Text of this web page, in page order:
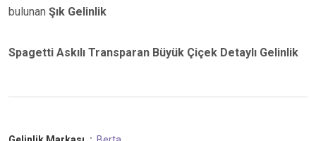
bulunan Şık Gelinlik
Spagetti Askılı Transparan Büyük Çiçek Detaylı Gelinlik